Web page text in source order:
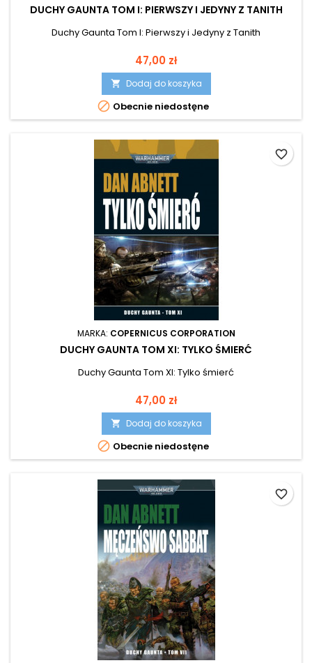
DUCHY GAUNTA TOM I: PIERWSZY I JEDYNY Z TANITH
Duchy Gaunta Tom I: Pierwszy i Jedyny z Tanith
Cena
47,00 zł
 Dodaj do koszyka
 Obecnie niedostęne
MARKA: COPERNICUS CORPORATION
DUCHY GAUNTA TOM XI: TYLKO ŚMIERĆ
Duchy Gaunta Tom XI: Tylko śmierć
Cena
47,00 zł
 Dodaj do koszyka
 Obecnie niedostęne
favorite_border
favorite_border